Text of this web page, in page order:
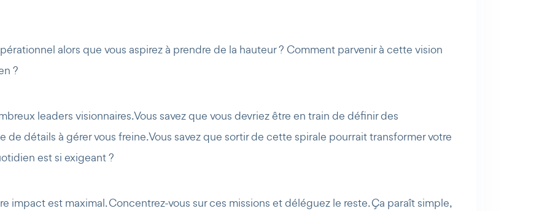
alors que vous aspirez à prendre de la hauteur ? Comment parvenir à cette vision
?
leaders visionnaires. Vous savez que vous devriez être en train de définir des
détails à gérer vous freine. Vous savez que sortir de cette spirale pourrait transformer votre
est si exigeant ?
impact est maximal. Concentrez-vous sur ces missions et déléguez le reste. Ça paraît simple,